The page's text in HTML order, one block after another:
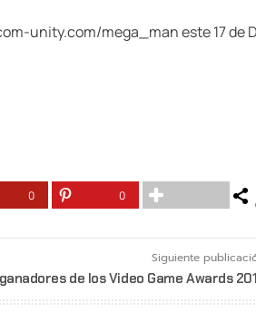
unity.com/mega_man este 17 de
0 0
Siguiente
de los Video Game Awards